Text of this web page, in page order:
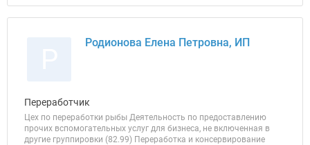
Родионова Елена Петровна, ИП
Переработчик
Цех по переработки рыбы Деятельность по предоставлению
прочих вспомогательных услуг для бизнеса, не включенная в
другие группировки (82.99) Переработка и консервирование